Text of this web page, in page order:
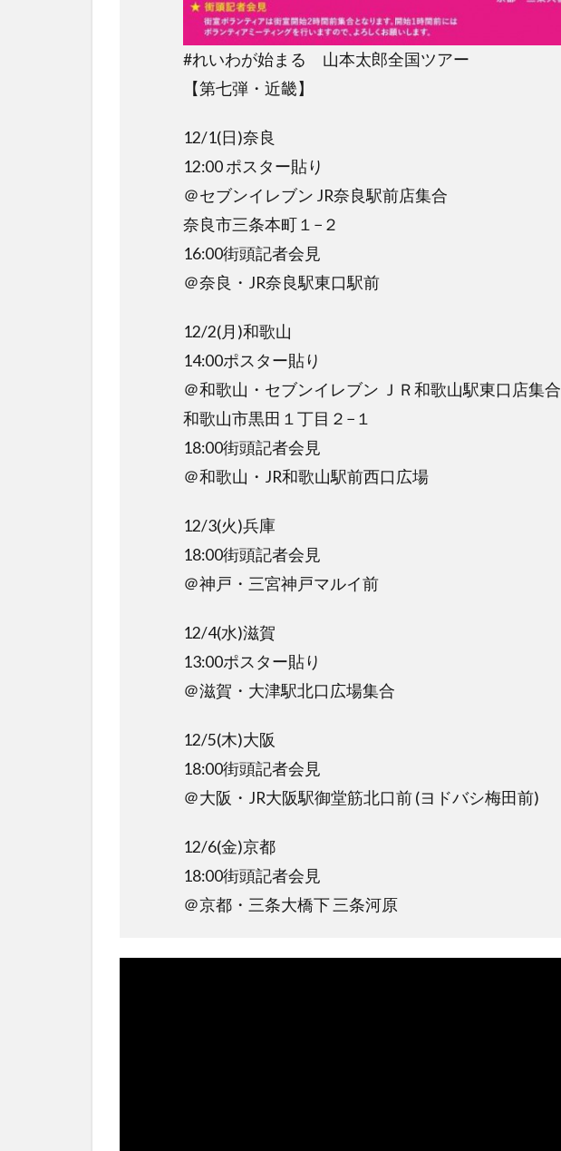
#れいわが始まる 山本太郎全国ツアー
【第七弾・近畿】
12/1(日)奈良
12:00 ポスター貼り
＠セブンイレブン JR奈良駅前店集合
奈良市三条本町１−２
16:00街頭記者会見
＠奈良・JR奈良駅東口駅前
12/2(月)和歌山
14:00ポスター貼り
＠和歌山・セブンイレブン ＪＲ和歌山駅東口店集合
和歌山市黒田１丁目２−１
18:00街頭記者会見
＠和歌山・JR和歌山駅前西口広場
12/3(火)兵庫
18:00街頭記者会見
＠神戸・三宮神戸マルイ前
12/4(水)滋賀
13:00ポスター貼り
＠滋賀・大津駅北口広場集合
12/5(木)大阪
18:00街頭記者会見
＠大阪・JR大阪駅御堂筋北口前 (ヨドバシ梅田前)
12/6(金)京都
18:00街頭記者会見
＠京都・三条大橋下 三条河原